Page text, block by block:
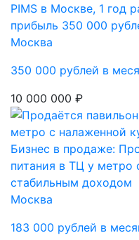
PIMS в Москве, 1 год
прибыль 350 000
Москва
350 000 рублей в
10 000 000 ₽
Бизнес в продаже:
питания в ТЦ у метро
стабильным доходом
Москва
183 000 рублей в